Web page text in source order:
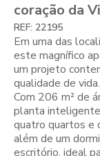
coração da
REF: 22195
Em uma das
este magnífico
um projeto
qualidade de vida.
Com 206 m² de
planta
quatro quartos e
além de um
escritório, ideal